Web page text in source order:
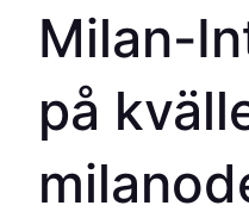
Milan-
på